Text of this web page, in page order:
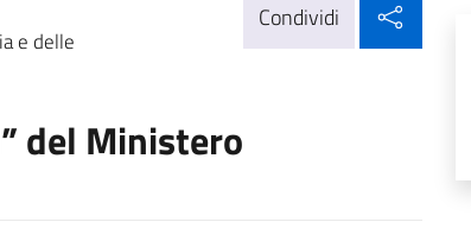
e delle
Condividi
del Ministero